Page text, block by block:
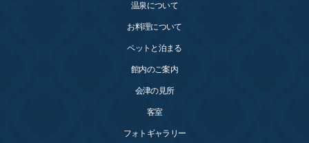
温泉について
お料理について
ペットと泊まる
館内のご案内
会津の見所
客室
フォトギャラリー